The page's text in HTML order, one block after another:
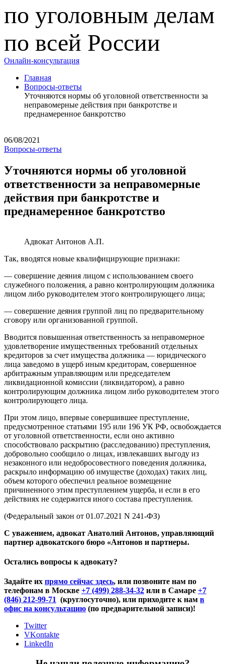
по уголовным делам
по всей России
Онлайн-консультация
Главная
Вопросы-ответы
Уточняются нормы об уголовной ответственности за
неправомерные действия при банкротстве и
преднамеренное банкротство
06/08/2021
Вопросы-ответы
Уточняются нормы об уголовной
ответственности за неправомерные
действия при банкротстве и
преднамеренное банкротство
Адвокат Антонов А.П.
Так, вводятся новые квалифицирующие признаки:
— совершение деяния лицом с использованием своего
служебного положения, а равно контролирующим должника
лицом либо руководителем этого контролирующего лица;
— совершение деяния группой лиц по предварительному
сговору или организованной группой.
Вводится повышенная ответственность за неправомерное
удовлетворение имущественных требований отдельных
кредиторов за счет имущества должника — юридического
лица заведомо в ущерб иным кредиторам, совершенное
арбитражным управляющим или председателем
ликвидационной комиссии (ликвидатором), а равно
контролирующим должника лицом либо руководителем этого
контролирующего лица.
При этом лицо, впервые совершившее преступление,
предусмотренное статьями 195 или 196 УК РФ, освобождается
от уголовной ответственности, если оно активно
способствовало раскрытию (расследованию) преступления,
добровольно сообщило о лицах, извлекавших выгоду из
незаконного или недобросовестного поведения должника,
раскрыло информацию об имуществе (доходах) таких лиц,
объем которого обеспечил реальное возмещение
причиненного этим преступлением ущерба, и если в его
действиях не содержится иного состава преступления.
(Федеральный закон от 01.07.2021 N 241-ФЗ)
С уважением, адвокат Анатолий Антонов, управляющий
партнер адвокатского бюро «Антонов и партнеры.
Остались вопросы к адвокату?
Задайте их прямо сейчас здесь, или позвоните нам по
телефонам в Москве +7 (499) 288-34-32 или в Самаре +7
(846) 212-99-71 (круглосуточно), или приходите к нам в
офис на консультацию (по предварительной записи)!
Twitter
VKontakte
LinkedIn